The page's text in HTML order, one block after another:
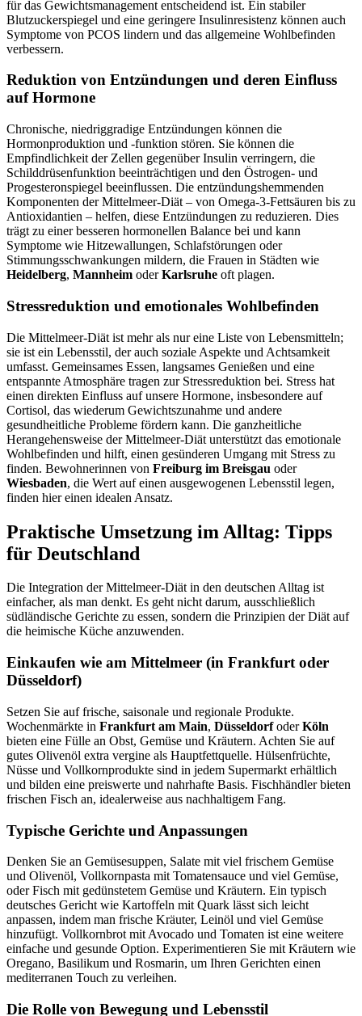
für das Gewichtsmanagement entscheidend ist. Ein stabiler
Blutzuckerspiegel und eine geringere Insulinresistenz können auch
Symptome von PCOS lindern und das allgemeine Wohlbefinden
verbessern.
Reduktion von Entzündungen und deren Einfluss
auf Hormone
Chronische, niedriggradige Entzündungen können die
Hormonproduktion und -funktion stören. Sie können die
Empfindlichkeit der Zellen gegenüber Insulin verringern, die
Schilddrüsenfunktion beeinträchtigen und den Östrogen- und
Progesteronspiegel beeinflussen. Die entzündungshemmenden
Komponenten der Mittelmeer-Diät – von Omega-3-Fettsäuren bis zu
Antioxidantien – helfen, diese Entzündungen zu reduzieren. Dies
trägt zu einer besseren hormonellen Balance bei und kann
Symptome wie Hitzewallungen, Schlafstörungen oder
Stimmungsschwankungen mildern, die Frauen in Städten wie
Heidelberg, Mannheim oderKarlsruhe oft plagen.
Stressreduktion und emotionales Wohlbefinden
Die Mittelmeer-Diät ist mehr als nur eine Liste von Lebensmitteln;
sie ist ein Lebensstil, der auch soziale Aspekte und Achtsamkeit
umfasst. Gemeinsames Essen, langsames Genießen und eine
entspannte Atmosphäre tragen zur Stressreduktion bei. Stress hat
einen direkten Einfluss auf unsere Hormone, insbesondere auf
Cortisol, das wiederum Gewichtszunahme und andere
gesundheitliche Probleme fördern kann. Die ganzheitliche
Herangehensweise der Mittelmeer-Diät unterstützt das emotionale
Wohlbefinden und hilft, einen gesünderen Umgang mit Stress zu
finden. Bewohnerinnen von Freiburg im Breisgau oder
Wiesbaden, die Wert auf einen ausgewogenen Lebensstil legen,
finden hier einen idealen Ansatz.
Praktische Umsetzung im Alltag: Tipps
für Deutschland
Die Integration der Mittelmeer-Diät in den deutschen Alltag ist
einfacher, als man denkt. Es geht nicht darum, ausschließlich
südländische Gerichte zu essen, sondern die Prinzipien der Diät auf
die heimische Küche anzuwenden.
Einkaufen wie am Mittelmeer (in Frankfurt oder
Düsseldorf)
Setzen Sie auf frische, saisonale und regionale Produkte.
Wochenmärkte in Frankfurt am Main, DüsseldorfoderKöln
bieten eine Fülle an Obst, Gemüse und Kräutern. Achten Sie auf
gutes Olivenöl extra vergine als Hauptfettquelle. Hülsenfrüchte,
Nüsse und Vollkornprodukte sind in jedem Supermarkt erhältlich
und bilden eine preiswerte und nahrhafte Basis. Fischhändler bieten
frischen Fisch an, idealerweise aus nachhaltigem Fang.
Typische Gerichte und Anpassungen
Denken Sie an Gemüsesuppen, Salate mit viel frischem Gemüse
und Olivenöl, Vollkornpasta mit Tomatensauce und viel Gemüse,
oder Fisch mit gedünstetem Gemüse und Kräutern. Ein typisch
deutsches Gericht wie Kartoffeln mit Quark lässt sich leicht
anpassen, indem man frische Kräuter, Leinöl und viel Gemüse
hinzufügt. Vollkornbrot mit Avocado und Tomaten ist eine weitere
einfache und gesunde Option. Experimentieren Sie mit Kräutern wie
Oregano, Basilikum und Rosmarin, um Ihren Gerichten einen
mediterranen Touch zu verleihen.
Die Rolle von Bewegung und Lebensstil